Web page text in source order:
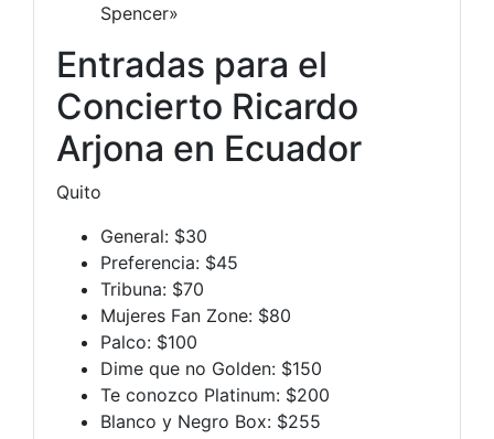
Spencer»
Entradas para el
Concierto Ricardo
Arjona en Ecuador
Quito
General: $30
Preferencia: $45
Tribuna: $70
Mujeres Fan Zone: $80
Palco: $100
Dime que no Golden: $150
Te conozco Platinum: $200
Blanco y Negro Box: $255